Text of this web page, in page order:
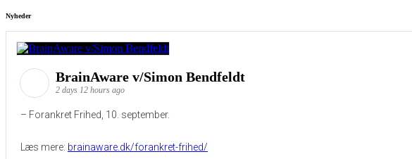
Nyheder
BrainAware v/Simon Bendfeldt
2 days 12 hours ago
– Forankret Frihed, 10. september.
Læs mere: brainaware.dk/forankret-frihed/